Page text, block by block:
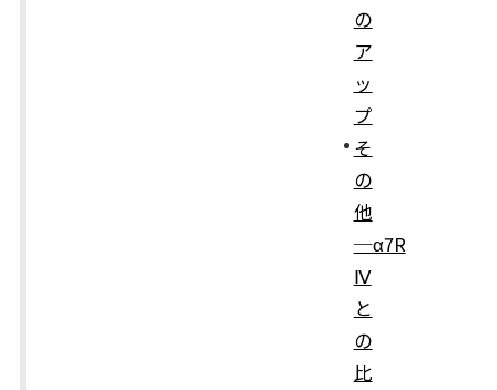
の
ア
ッ
プ
そ
の
他
─α7R
Ⅳ
と
の
比